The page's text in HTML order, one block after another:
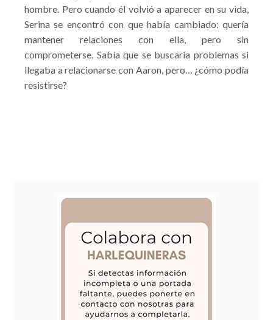
hombre. Pero cuando él volvió a aparecer en su vida,
Serina se encontró con que había cambiado: quería
mantener relaciones con ella, pero sin
comprometerse. Sabía que se buscaría problemas si
llegaba a relacionarse con Aaron, pero… ¿cómo podía
resistirse?